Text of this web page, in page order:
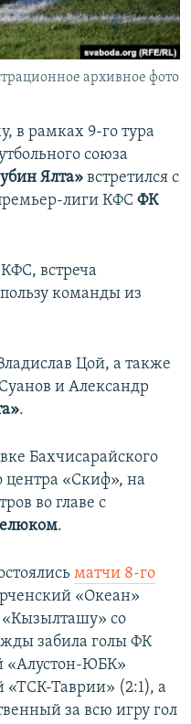
архивное фото
в рамках 9-го тура
союза
Ялта» встретился с
лиги КФС ФК
встреча
команды из
Цой, а также
и Александр
.
Бахчисарайского
центра «Скиф», на
во главе с
.
матчи 8-го
«Океан»
«Кызылташу» со
забила голы ФК
«Алустон-ЮБК»
«ТСК-Таврии» (2:1), а
за всю игру гол